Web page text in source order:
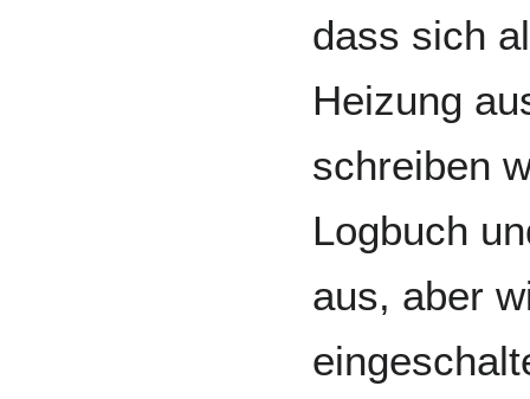
dass sich
Heizung
schreiben
Logbuch
aus, aber